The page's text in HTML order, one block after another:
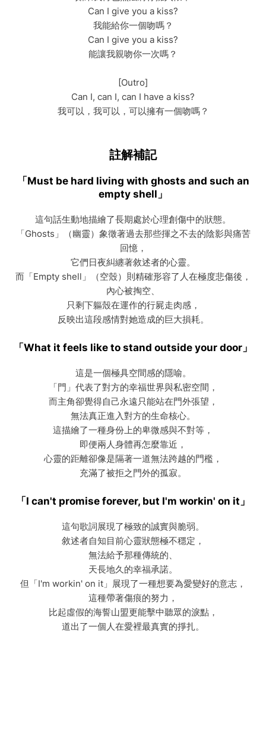
Can I give you a kiss?
我能給你一個吻嗎？
Can I give you a kiss?
能讓我親吻你一次嗎？
[Outro]
Can I, can I, can I have a kiss?
我可以，我可以，可以擁有一個吻嗎？
註解補記
「Must be hard living with ghosts and such an
empty shell」
這句話生動地描繪了長期處於心理創傷中的狀態。
「Ghosts」（幽靈）象徵著過去那些揮之不去的陰影與痛苦
回憶，
它們日夜糾纏著敘述者的心靈。
而「Empty shell」（空殼）則精確形容了人在極度悲傷後，
內心被掏空、
只剩下軀殼在運作的行屍走肉感，
反映出這段感情對她造成的巨大損耗。
「What it feels like to stand outside your door」
這是一個極具空間感的隱喻。
「門」代表了對方的幸福世界與私密空間，
而主角卻覺得自己永遠只能站在門外張望，
無法真正進入對方的生命核心。
這描繪了一種身份上的卑微感與不對等，
即便兩人身體再怎麼靠近，
心靈的距離卻像是隔著一道無法跨越的門檻，
充滿了被拒之門外的孤寂。
「I can't promise forever, but I'm workin' on it」
這句歌詞展現了極致的誠實與脆弱。
敘述者自知目前心靈狀態極不穩定，
無法給予那種傳統的、
天長地久的幸福承諾。
但「I'm workin' on it」展現了一種想要為愛變好的意志，
這種帶著傷痕的努力，
比起虛假的海誓山盟更能擊中聽眾的淚點，
道出了一個人在愛裡最真實的掙扎。